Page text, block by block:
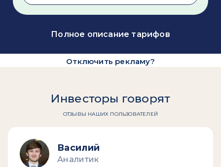
Полное описание тарифов
Отключить рекламу?
Инвесторы говорят
ОТЗЫВЫ НАШИХ ПОЛЬЗОВАТЕЛЕЙ
Василий
Аналитик